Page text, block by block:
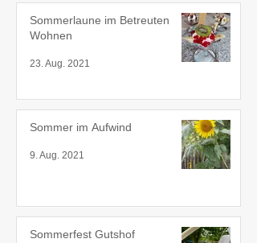
Sommerlaune im Betreuten
Wohnen
23. Aug. 2021
Sommer im Aufwind
9. Aug. 2021
Sommerfest Gutshof